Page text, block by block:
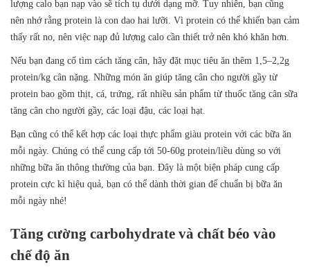
lượng calo bạn nạp vào sẽ tích tụ dưới dạng mỡ. Tuy nhiên, bạn cũng
nên nhớ rằng protein là con dao hai lưỡi. Vì protein có thể khiến bạn cảm
thấy rất no, nên việc nạp đủ lượng calo cần thiết trở nên khó khăn hơn.
Nếu bạn đang cố tìm cách tăng cân, hãy đặt mục tiêu ăn thêm 1,5–2,2g
protein/kg cân nặng. Những món ăn giúp tăng cân cho người gầy từ
protein bao gồm thịt, cá, trứng, rất nhiều sản phẩm từ thuốc tăng cân sữa
tăng cân cho người gầy, các loại đậu, các loại hạt.
Bạn cũng có thể kết hợp các loại thực phẩm giàu protein với các bữa ăn
mỗi ngày. Chúng có thể cung cấp tới 50-60g protein/liều dùng so với
những bữa ăn thông thường của bạn. Đây là một biện pháp cung cấp
protein cực kì hiệu quả, bạn có thể dành thời gian để chuẩn bị bữa ăn
mỗi ngày nhé!
Tăng cường carbohydrate và chất béo vào
chế độ ăn